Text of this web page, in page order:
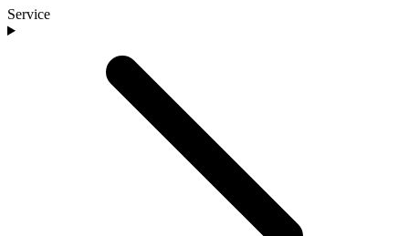
Service